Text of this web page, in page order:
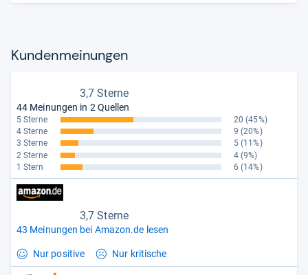
Kun­den­mei­nun­gen
3,7 Sterne
44 Meinungen in 2 Quellen
5 Sterne 20 (45%)
4 Sterne
9 (20%)
3 Sterne
5 (11%)
2 Sterne
4 (9%)
1 Stern
6 (14%)
3,7 Sterne
43 Meinungen bei Amazon.de lesen
Nur positive Nur kritische